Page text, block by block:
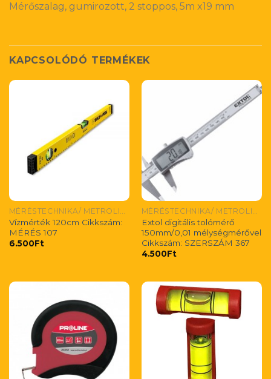
Mérőszalag, gumirozott, 2 stoppos, 5m x19 mm
KAPCSOLÓDÓ TERMÉKEK
MÉRÉSTECHNIKA/ METROLIGIE/ METROLOGY
Vízmérték 120cm Cikkszám:
MÉRÉS 107
6.500Ft
MÉRÉSTECHNIKA/ METROLIGIE/ METROLOGY
Extol digitális tolómérő
150mm/0,01 mélységmérővel
Cikkszám: SZERSZÁM 367
4.500Ft